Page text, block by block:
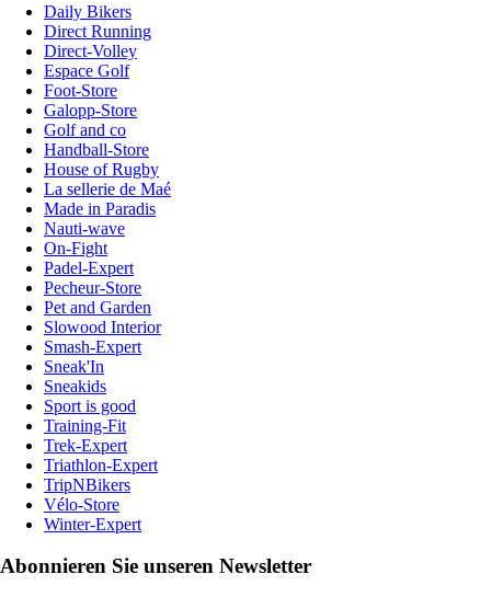
Daily Bikers
Direct Running
Direct-Volley
Espace Golf
Foot-Store
Galopp-Store
Golf and co
Handball-Store
House of Rugby
La sellerie de Maé
Made in Paradis
Nauti-wave
On-Fight
Padel-Expert
Pecheur-Store
Pet and Garden
Slowood Interior
Smash-Expert
Sneak'In
Sneakids
Sport is good
Training-Fit
Trek-Expert
Triathlon-Expert
TripNBikers
Vélo-Store
Winter-Expert
Abonnieren Sie unseren Newsletter